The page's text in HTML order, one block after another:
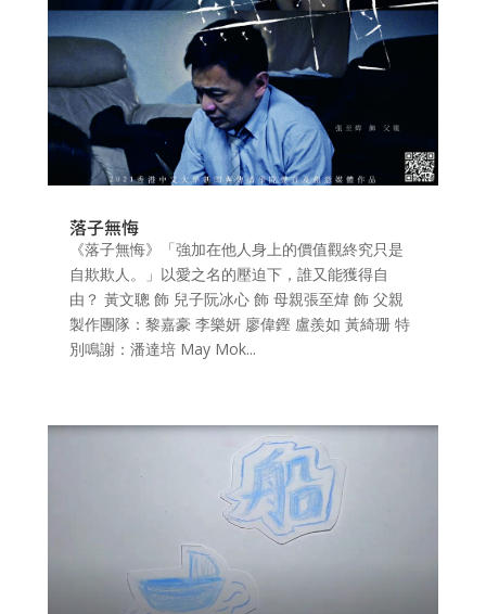
落子無悔
《落子無悔》「強加在他人身上的價值觀終究只是
自欺欺人。」以愛之名的壓迫下，誰又能獲得自
由？ 黃文聰 飾 兒子阮冰心 飾 母親張至煒 飾 父親
製作團隊：黎嘉豪 李樂妍 廖偉鏗 盧羨如 黃綺珊 特
別鳴謝：潘達培 May Mok...